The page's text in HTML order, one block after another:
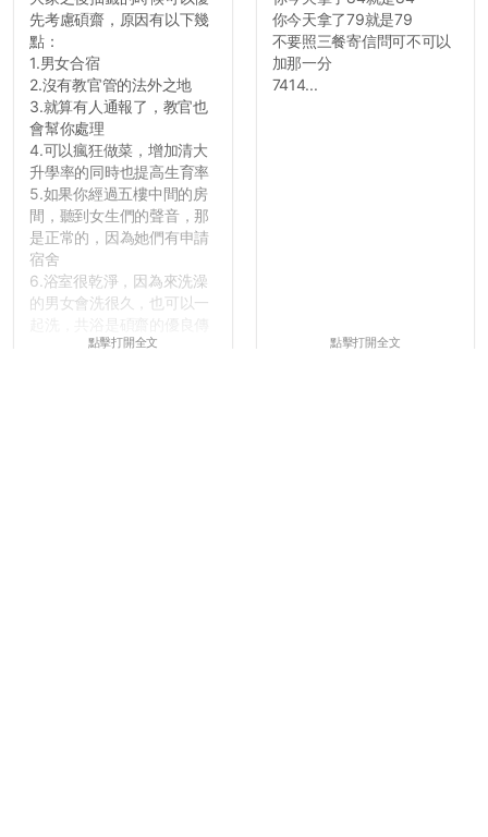
先考慮碩齋，原因有以下幾
點：
1.男女合宿
2.沒有教官管的法外之地
3.就算有人通報了，教官也
會幫你處理
4.可以瘋狂做菜，增加清大
升學率的同時也提高生育率
5.如果你經過五樓中間的房
間，聽到女生們的聲音，那
是正常的，因為她們有申請
宿舍
6.浴室很乾淨，因為來洗澡
的男女會洗很久，也可以一
點擊打開全文
你今天拿了79就是79
不要照三餐寄信問可不可以
加那一分
7414...
點擊打開全文